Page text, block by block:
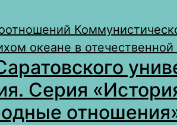
океане в отечественной
Серия